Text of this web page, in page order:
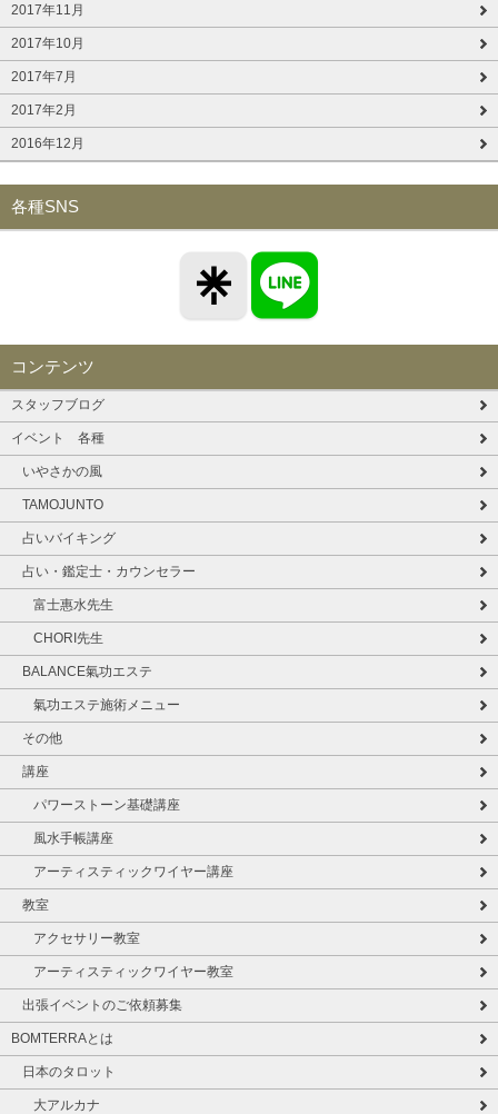
2017年11月
2017年10月
2017年7月
2017年2月
2016年12月
各種SNS
コンテンツ
スタッフブログ
イベント 各種
いやさかの風
TAMOJUNTO
占いバイキング
占い・鑑定士・カウンセラー
富士惠水先生
CHORI先生
BALANCE氣功エステ
氣功エステ施術メニュー
その他
講座
パワーストーン基礎講座
風水手帳講座
アーティスティックワイヤー講座
教室
アクセサリー教室
アーティスティックワイヤー教室
出張イベントのご依頼募集
BOMTERRAとは
日本のタロット
大アルカナ